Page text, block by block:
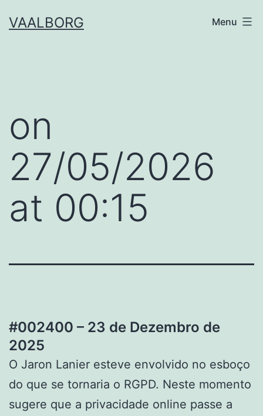
toVAALBORG Menu
​on
27/05/2026
at 00:15
#002400 – 23 de Dezembro de
2025
O Jaron Lanier esteve envolvido no esboço
do que se tornaria o RGPD. Neste momento
sugere que a privacidade online passe a